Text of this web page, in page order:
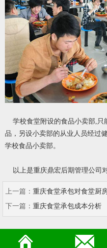
学校食堂附设的食品小卖部,只
品，另设小卖部的从业人员经过
学校食品小卖部。
以上是重庆鼎宏后期管理公司
上一篇： 重庆食堂承包对食堂厨
下一篇： 重庆食堂承包成本分析